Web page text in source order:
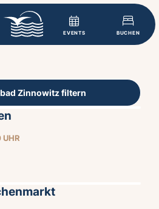
EVENTS BUCHEN
Zinnowitz filtern